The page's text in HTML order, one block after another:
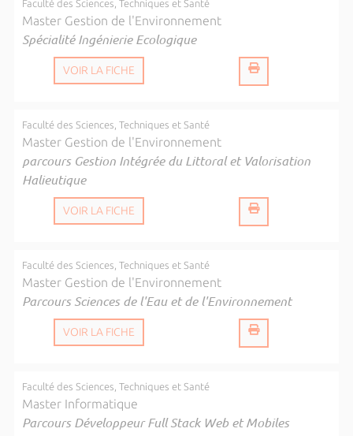
Faculté des Sciences, Techniques et Santé
Master Gestion de l'Environnement
Spécialité Ingénierie Ecologique
VOIR LA FICHE
Faculté des Sciences, Techniques et Santé
Master Gestion de l'Environnement
parcours Gestion Intégrée du Littoral et Valorisation
Halieutique
VOIR LA FICHE
Faculté des Sciences, Techniques et Santé
Master Gestion de l'Environnement
Parcours Sciences de l'Eau et de l'Environnement
VOIR LA FICHE
Faculté des Sciences, Techniques et Santé
Master Informatique
Parcours Développeur Full Stack Web et Mobiles